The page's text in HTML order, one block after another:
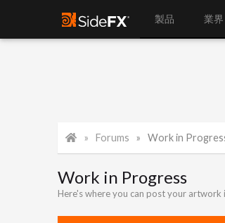
製品 業界
Forums Work in
Work in Progress
Here's where you can post your